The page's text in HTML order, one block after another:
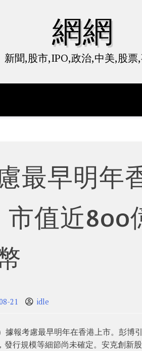
網網
新聞,股市,IPO,政治,中美,股票
最早明年
值近800
21 idle
報考慮最早明年在香港上市。彭博
行規模等細節尚未確定。安克創新